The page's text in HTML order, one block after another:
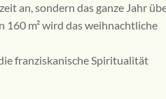
an, sondern das ganze Jahr
m² wird das weihnachtliche
franziskanische Spiritualität